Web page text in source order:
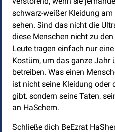
schwarz-weißer Kleidung
sehen. Sind das nicht die
diese Menschen nicht zu den
Leute tragen einfach nur
Kostüm, um das ganze Jahr
betreiben. Was einen
ist nicht seine Kleidung oder
gibt, sondern seine Taten,
an HaSchem.
Schließe dich BeEzrat